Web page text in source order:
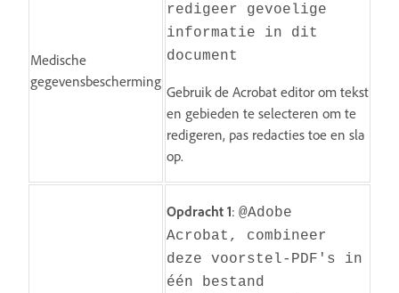
Medische
gegevensbescherming
redigeer gevoelige
informatie in dit
document
Gebruik de Acrobat editor om tekst
en gebieden te selecteren om te
redigeren, pas redacties toe en sla
op.
Opdracht 1: @Adobe
Acrobat, combineer
deze voorstel-PDF's in
één bestand